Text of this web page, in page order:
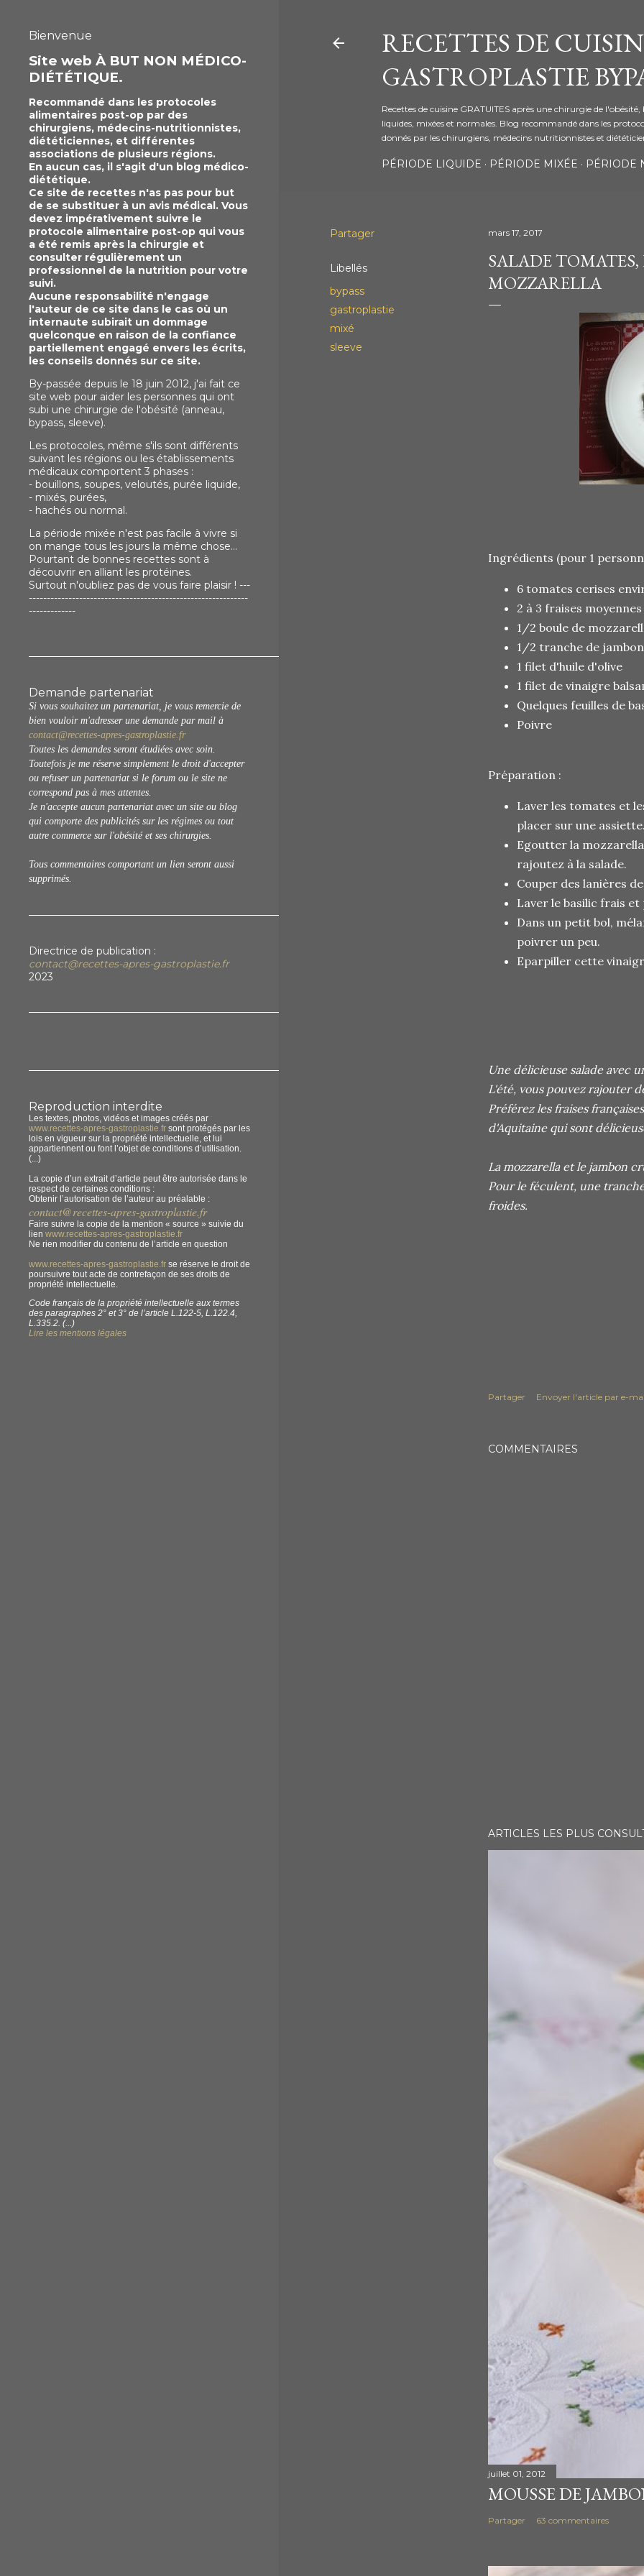
RECETTES DE
GASTROPLASTIE
Recettes de cuisine GRATUITES après une chirurgie de
liquides, mixées et normales. Blog recommandé dans les
donnés par les chirurgiens, médecins nutritionnistes et
PÉRIODE LIQUIDE PÉRIODE MIXÉE PÉRIODE
Partager
Libellés
bypass
gastroplastie
mixé
sleeve
mars 17, 2017
SALADE
MOZZARELLA
Ingrédients (pour 1
6 tomates cerises
2 à 3 fraises
1/2 boule de
1/2 tranche de
1 filet d'huile d'olive
1 filet de vinaigre
Quelques feuilles de
Poivre
Préparation :
Laver les tomates et
placer sur une
Egoutter la
rajoutez à la salade.
Couper des lanières
Laver le basilic frais
Dans un petit bol,
poivrer un peu.
Eparpiller cette
Une délicieuse salade avec
L'été, vous pouvez rajouter
Préférez les fraises
d'Aquitaine qui sont
La mozzarella et le jambon
Pour le féculent, une
froides.
Partager Envoyer l'article par e-
COMMENTAIRES
ARTICLES LES PLUS
juillet 01, 2012
MOUSSE DE
Partager 63 commentaires
Bienvenue
Site web À BUT NON MÉDICO-
DIÉTÉTIQUE.
Recommandé dans les protocoles
alimentaires post-op par des
chirurgiens, médecins-nutritionnistes,
diététiciennes, et différentes
associations de plusieurs régions.
En aucun cas, il s'agit d'un blog médico-
diététique.
Ce site de recettes n'as pas pour but
de se substituer à un avis médical. Vous
devez impérativement suivre le
protocole alimentaire post-op qui vous
a été remis après la chirurgie et
consulter régulièrement un
professionnel de la nutrition pour votre
suivi.
Aucune responsabilité n'engage
l'auteur de ce site dans le cas où un
internaute subirait un dommage
quelconque en raison de la confiance
partiellement engagé envers les écrits,
les conseils donnés sur ce site.
By-passée depuis le 18 juin 2012, j'ai fait ce
site web pour aider les personnes qui ont
subi une chirurgie de l'obésité (anneau,
bypass, sleeve).
Les protocoles, même s'ils sont différents
suivant les régions ou les établissements
médicaux comportent 3 phases :
- bouillons, soupes, veloutés, purée liquide,
- mixés, purées,
- hachés ou normal.
La période mixée n'est pas facile à vivre si
on mange tous les jours la même chose...
Pourtant de bonnes recettes sont à
découvrir en alliant les protéines.
Surtout n'oubliez pas de vous faire plaisir ! ---
-------------------------------------------------------------
-------------
Demande partenariat
Si vous souhaitez un partenariat, je vous remercie de
bien vouloir m'adresser une demande par mail à
contact@recettes-apres-gastroplastie.fr
Toutes les demandes seront étudiées avec soin.
Toutefois je me réserve simplement le droit d'accepter
ou refuser un partenariat si le forum ou le site ne
correspond pas à mes attentes.
Je n'accepte aucun partenariat avec un site ou blog
qui comporte des publicités sur les régimes ou tout
autre commerce sur l'obésité et ses chirurgies.
Tous commentaires comportant un lien seront aussi
supprimés.
Directrice de publication :
contact@recettes-apres-gastroplastie.fr
2023
Reproduction interdite
Les textes, photos, vidéos et images créés par
www.recettes-apres-gastroplastie.fr sont protégés par les
lois en vigueur sur la propriété intellectuelle, et lui
appartiennent ou font l’objet de conditions d’utilisation.
(...)
La copie d’un extrait d’article peut être autorisée dans le
respect de certaines conditions :
Obtenir l’autorisation de l’auteur au préalable :
contact@recettes-apres-gastroplastie.fr
Faire suivre la copie de la mention « source » suivie du
lien www.recettes-apres-gastroplastie.fr
Ne rien modifier du contenu de l’article en question
www.recettes-apres-gastroplastie.fr se réserve le droit de
poursuivre tout acte de contrefaçon de ses droits de
propriété intellectuelle.
Code français de la propriété intellectuelle aux termes
des paragraphes 2° et 3° de l’article L.122-5, L.122.4,
L.335.2. (...)
Lire les mentions légales